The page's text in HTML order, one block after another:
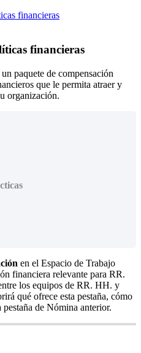
financieras
financieras
paquete de compensación
que le permita atraer y
organización.
ón en el Espacio de Trabajo
ón financiera relevante para RR.
los equipos de RR. HH. y
á qué ofrece esta pestaña, cómo
pestaña de Nómina anterior.